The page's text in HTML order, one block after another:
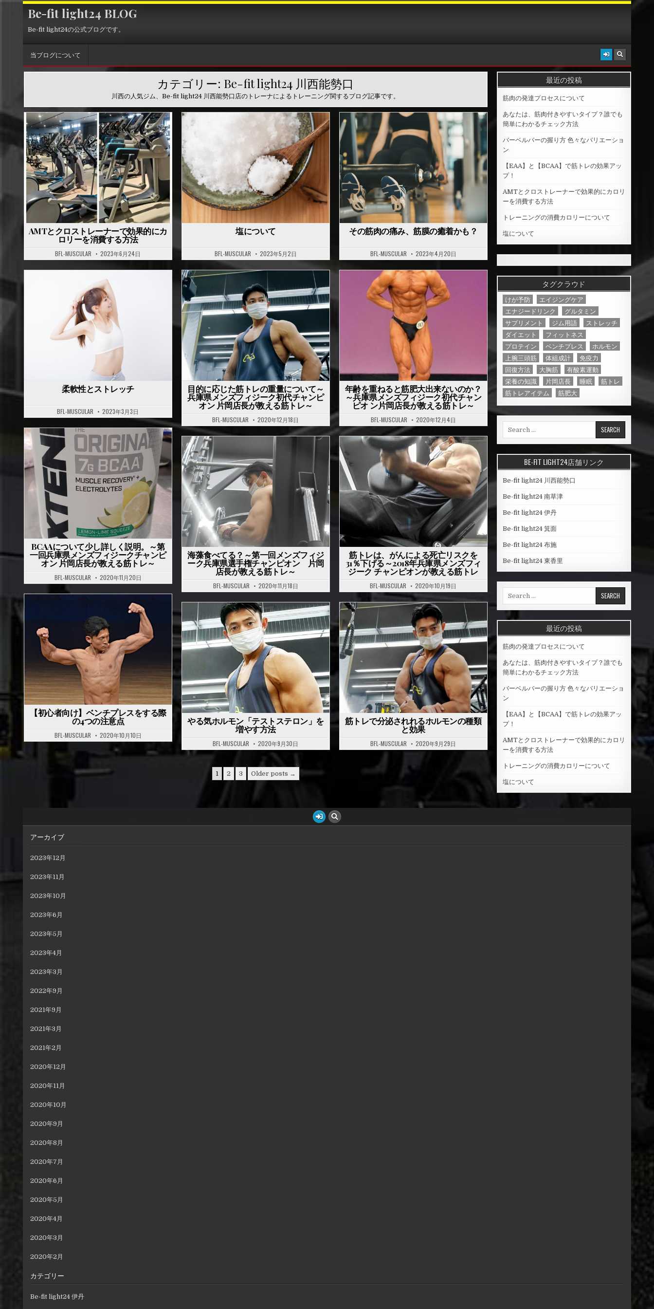
Be-fit light24 BLOG
Be-fit light24の公式ブログです。
当ブログについて
カテゴリー: Be-fit light24 川西能勢口
川西の人気ジム、Be-fit light24 川西能勢口店のトレーナによるトレーニング関するブログ記事です。
P
o
s
t
e
d
AMTとクロストレーナーで効果的にカ
ロリーを消費する方法
BFL-MUSCULAR 2023年6月24日
e
d
i
n
塩について
BFL-MUSCULAR 2023年5月2日
P
o
s
t
e
d
i
n
その筋肉の痛み、筋膜の癒着かも？
BFL-MUSCULAR 2023年4月20日
柔軟性とストレッチ
BFL-MUSCULAR 2023年3月3日
P
o
s
t
e
d
i
n
目的に応じた筋トレの重量について～
兵庫県メンズフィジーク初代チャンピ
オン 片岡店長が教える筋トレ～
BFL-MUSCULAR 2020年12月18日
年齢を重ねると筋肥大出来ないのか？
～兵庫県メンズフィジーク初代チャン
ピオ ン片岡店長が教える筋トレ～
BFL-MUSCULAR 2020年12月4日
P
o
s
t
e
BCAAについて少し詳しく説明。～第
一回兵庫県メンズフィジークチャンピ
オン 片岡店長が教える筋トレ～
BFL-MUSCULAR 2020年11月20日
P
o
s
t
e
d
i
n
海藻食べてる？～第一回メンズフィジ
ーク兵庫県選手権チャンピオン 片岡
店長が教える筋トレ～
BFL-MUSCULAR 2020年11月18日
t
e
i
筋トレは、がんによる死亡リスクを
31％下げる～2018年兵庫県メンズフィ
ジーク チャンピオンが教える筋トレ
BFL-MUSCULAR 2020年10月19日
o
s
t
e
i
n
【初心者向け】ベンチプレスをする際
の4つの注意点
BFL-MUSCULAR 2020年10月10日
P
o
s
i
n
やる気ホルモン「テストステロン」を
増やす方法
BFL-MUSCULAR 2020年9月30日
P
o
s
d
i
n
筋トレで分泌されれるホルモンの種類
と効果
BFL-MUSCULAR 2020年9月29日
ビ
ゲ
ー
シ
ョ
ン
1 2 3 Older posts →
最近の投稿
筋肉の発達プロセスについて
あなたは、筋肉付きやすいタイプ？誰でも
簡単にわかるチェック方法
バーベルバーの握り方 色々なバリエーショ
ン
【EAA】と【BCAA】で筋トレの効果アッ
プ！
AMTとクロストレーナーで効果的にカロリ
ーを消費する方法
トレーニングの消費カロリーについて
塩について
タグクラウド
けが予防
エイジングケア
エナジードリンク
グルタミン
サプリメント
ジム用語
ストレッチ
ダイエット
フィットネス
プロテイン
ベンチプレス
ホルモン
上腕三頭筋
体組成計
免疫力
回復方法
大胸筋
有酸素運動
栄養の知識
片岡店長 睡眠
筋トレ
筋トレアイテム
筋肥大
a
r
f
o
:
BE-FIT LIGHT24店舗リンク
Be-fit light24 川西能勢口
Be-fit light24 南草津
Be-fit light24 伊丹
Be-fit light24 箕面
Be-fit light24 布施
Be-fit light24 東香里
a
r
f
o
r
最近の投稿
筋肉の発達プロセスについて
あなたは、筋肉付きやすいタイプ？誰でも
簡単にわかるチェック方法
バーベルバーの握り方 色々なバリエーショ
ン
【EAA】と【BCAA】で筋トレの効果アッ
プ！
AMTとクロストレーナーで効果的にカロリ
ーを消費する方法
トレーニングの消費カロリーについて
塩について
アーカイブ
2023年12月
2023年11月
2023年10月
2023年6月
2023年5月
2023年4月
2023年3月
2022年9月
2021年9月
2021年3月
2021年2月
2020年12月
2020年11月
2020年10月
2020年9月
2020年8月
2020年7月
2020年6月
2020年5月
2020年4月
2020年3月
2020年2月
カテゴリー
Be-fit light24 伊丹